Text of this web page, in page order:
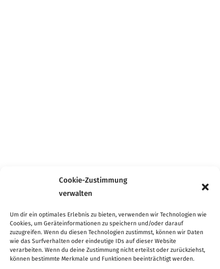
Cookie-Zustimmung
verwalten
Um dir ein optimales Erlebnis zu bieten, verwenden wir Technologien wie
Cookies, um Geräteinformationen zu speichern und/oder darauf
zuzugreifen. Wenn du diesen Technologien zustimmst, können wir Daten
wie das Surfverhalten oder eindeutige IDs auf dieser Website
verarbeiten. Wenn du deine Zustimmung nicht erteilst oder zurückziehst,
können bestimmte Merkmale und Funktionen beeinträchtigt werden.